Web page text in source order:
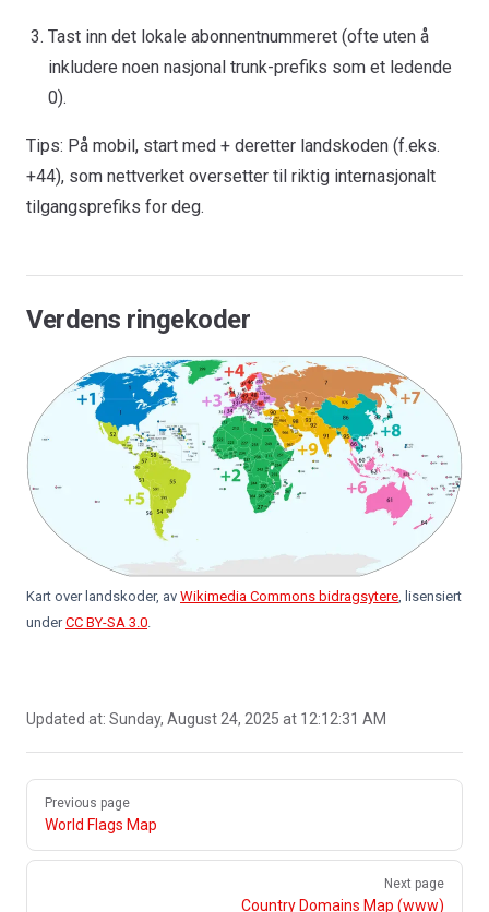
Tast inn det lokale abonnentnummeret (ofte uten å
inkludere noen nasjonal trunk-prefiks som et ledende
0).
Tips: På mobil, start med + deretter landskoden (f.eks.
+44), som nettverket oversetter til riktig internasjonalt
tilgangsprefiks for deg.
Verdens ringekoder
Kart over landskoder, av Wikimedia Commons bidragsytere, lisensiert
underCC BY-SA 3.0.
Updated at: Sunday, August 24, 2025 at 12:12:31 AM
Pager
Previous page
World Flags Map
Next page
Country Domains Map (www)